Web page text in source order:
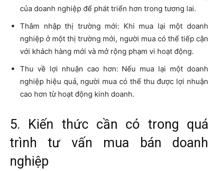
của doanh nghiệp để phát triển hơn trong tương lai.
Thâm nhập thị trường mới: Khi mua lại một doanh
nghiệp ở một thị trường mới, người mua có thể tiếp cận
với khách hàng mới và mở rộng phạm vi hoạt động.
Thu về lợi nhuận cao hơn: Nếu mua lại một doanh
nghiệp hiệu quả, người mua có thể thu được lợi nhuận
cao hơn từ hoạt động kinh doanh.
5. Kiến thức cần có trong quá
trình tư vấn mua bán doanh
nghiệp